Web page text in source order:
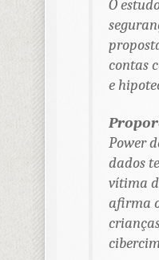
O
contas
e
Power
dados
vítima
afirma